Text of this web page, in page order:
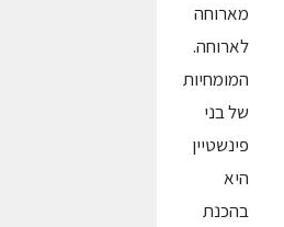
מארוחה
לארוחה.
המומחיות
של בני
פינשטיין
היא
בהכנת